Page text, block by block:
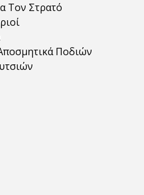
Τον Στρατό
Ποδιών